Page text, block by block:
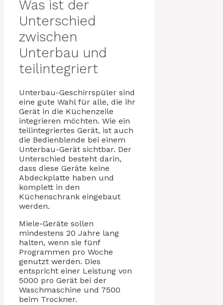
Was ist der
Unterschied
zwischen
Unterbau und
teilintegriert
Unterbau-Geschirrspüler sind
eine gute Wahl für alle, die ihr
Gerät in die Küchenzeile
integrieren möchten. Wie ein
teilintegriertes Gerät, ist auch
die Bedienblende bei einem
Unterbau-Gerät sichtbar. Der
Unterschied besteht darin,
dass diese Geräte keine
Abdeckplatte haben und
komplett in den
Küchenschrank eingebaut
werden.
Miele-Geräte sollen
mindestens 20 Jahre lang
halten, wenn sie fünf
Programmen pro Woche
genutzt werden. Dies
entspricht einer Leistung von
5000 pro Gerät bei der
Waschmaschine und 7500
beim Trockner.